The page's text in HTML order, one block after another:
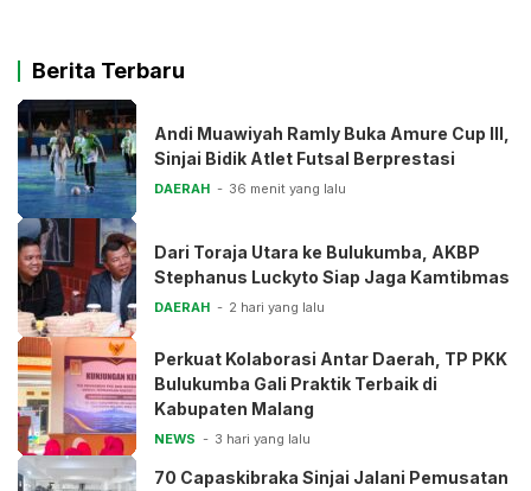
Berita Terbaru
Andi Muawiyah Ramly Buka Amure Cup III,
Sinjai Bidik Atlet Futsal Berprestasi
DAERAH 36 menit yang lalu
Dari Toraja Utara ke Bulukumba, AKBP
Stephanus Luckyto Siap Jaga Kamtibmas
DAERAH 2 hari yang lalu
Perkuat Kolaborasi Antar Daerah, TP PKK
Bulukumba Gali Praktik Terbaik di
Kabupaten Malang
NEWS 3 hari yang lalu
70 Capaskibraka Sinjai Jalani Pemusatan